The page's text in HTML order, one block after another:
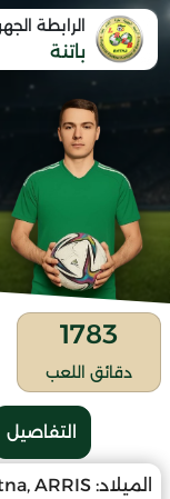
الرابطة
باتنة
1783
دقائق اللعب
التفاصيل
الميلاد: ARRIS